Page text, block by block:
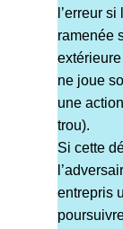
l’erreur
ramenée
ne joue
une
trou).
Si cette
entrepris